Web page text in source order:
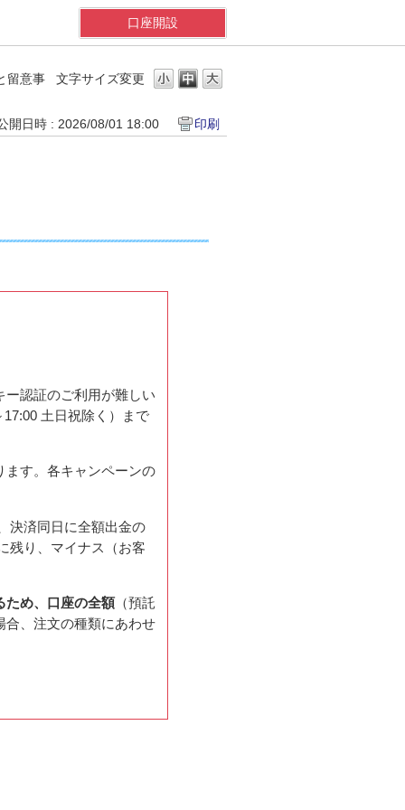
口座開設
文字サイズ変更
留意事
開日時 : 2026/08/01 18:00 印刷
ー認証のご利用が難しい
土日祝除く）まで
ます。各キャンペーンの
決済同日に全額出金の
残り、マイナス（お客
ため、口座の全額（預託
合、注文の種類にあわせ